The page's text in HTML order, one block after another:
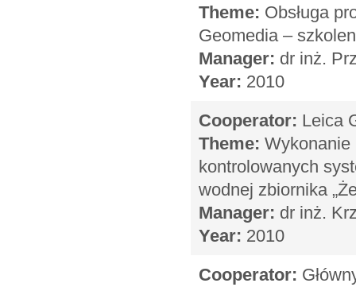
Theme: Obsługa
Geomedia –
Manager: dr inż.
Year: 2010
Cooperator: Leica
Theme: Wykonanie
kontrolowanych
wodnej zbiornika
Manager: dr inż.
Year: 2010
Cooperator: